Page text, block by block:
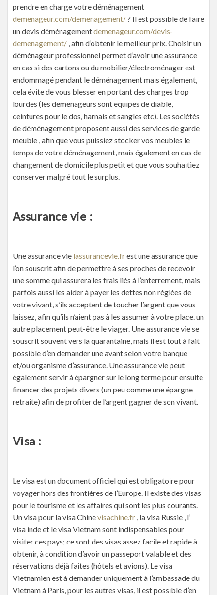
prendre en charge votre déménagement
demenageur.com/demenagement/? Il est possible de faire
un devis déménagementdemenageur.com/devis-
demenagement/ , afin d’obtenir le meilleur prix. Choisir un
déménageur professionnel permet d’avoir une assurance
en cas si des cartons ou du mobilier/électroménager est
endommagé pendant le déménagement mais également,
cela évite de vous blesser en portant des charges trop
lourdes (les déménageurs sont équipés de diable,
ceintures pour le dos, harnais et sangles etc). Les sociétés
de déménagement proposent aussi des services de garde
meuble , afin que vous puissiez stocker vos meubles le
temps de votre déménagement, mais également en cas de
changement de domicile plus petit et que vous souhaitiez
conserver malgré tout le surplus.
Assurance vie :
Une assurance vie lassurancevie.frest une assurance que
l’on souscrit afin de permettre à ses proches de recevoir
une somme qui assurera les frais liés à l’enterrement, mais
parfois aussi les aider à payer les dettes non réglées de
votre vivant, s’ils acceptent de toucher l’argent que vous
laissez, afin qu’ils n’aient pas à les assumer à votre place. un
autre placement peut-être le viager. Une assurance vie se
souscrit souvent vers la quarantaine, mais il est tout à fait
possible d’en demander une avant selon votre banque
et/ou organisme d’assurance. Une assurance vie peut
également servir à épargner sur le long terme pour ensuite
financer des projets divers (un peu comme une épargne
retraite) afin de profiter de l’argent gagner de son vivant.
Visa :
Le visa est un document officiel qui est obligatoire pour
voyager hors des frontières de l’Europe. Il existe des visas
pour le tourisme et les affaires qui sont les plus courants.
Un visa pour la visa Chinevisachine.fr , la visa Russie , l’
visa inde et le visa Vietnam sont indispensables pour
visiter ces pays; ce sont des visas assez facile et rapide à
obtenir, à condition d’avoir un passeport valable et des
réservations déjà faites (hôtels et avions). Le visa
Vietnamien est à demander uniquement à l’ambassade du
Vietnam à Paris, pour les autres visas, il est possible d’en